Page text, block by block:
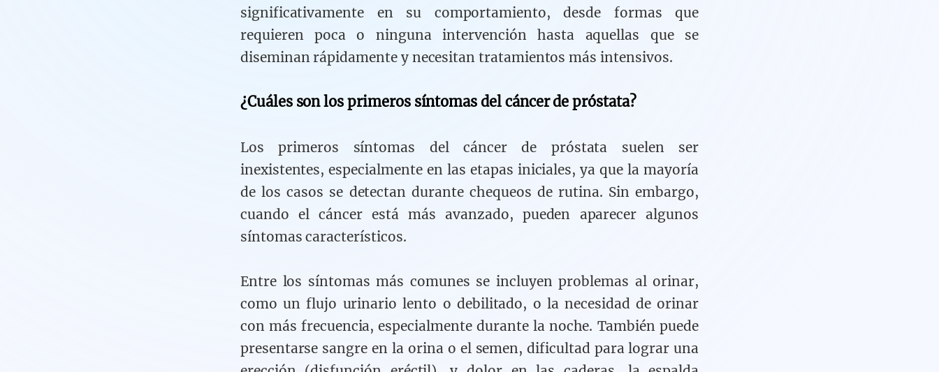
significativamente en su comportamiento, desde formas que
requieren poca o ninguna intervención hasta aquellas que se
diseminan rápidamente y necesitan tratamientos más intensivos.
¿Cuáles son los primeros síntomas del cáncer de próstata?
Los primeros síntomas del cáncer de próstata suelen ser
inexistentes, especialmente en las etapas iniciales, ya que la mayoría
de los casos se detectan durante chequeos de rutina. Sin embargo,
cuando el cáncer está más avanzado, pueden aparecer algunos
síntomas característicos.
Entre los síntomas más comunes se incluyen problemas al orinar,
como un flujo urinario lento o debilitado, o la necesidad de orinar
con más frecuencia, especialmente durante la noche. También puede
presentarse sangre en la orina o el semen, dificultad para lograr una